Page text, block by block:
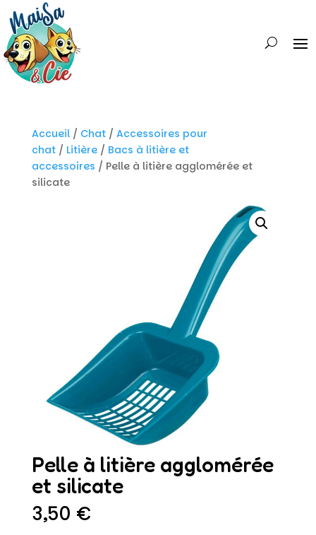
Accueil/ Chat/ Accessoires pour
chat/ Litière/ Bacs à litière et
accessoires / Pelle à litière agglomérée et
silicate
Pelle à litière agglomérée
et silicate
3,50 €